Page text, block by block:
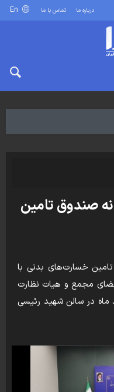
درباره ما تماس با ما
صندوق تامین
خسارت‌های بدنی با
مجمع و هیات نظارت
در سالن شهید رئیسی